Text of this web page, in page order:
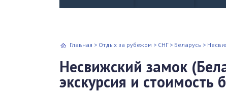
Главная > Отдых за рубежом > СНГ> Беларусь >
Несвижский замок
экскурсия и стоимость